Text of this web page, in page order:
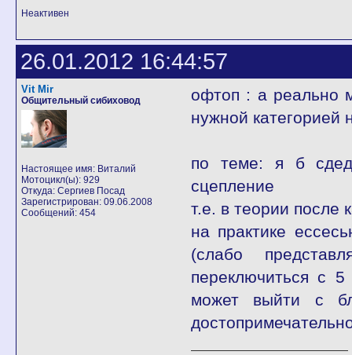
Неактивен
26.01.2012 16:44:57
Vit Mir
Общительный сибиховод
Настоящее имя: Виталий
Мотоцикл(ы): 929
Откуда: Сергиев Посад
Зарегистрирован: 09.06.2008
Сообщений: 454
офтоп : а реально
нужной категорией
по теме: я б
сцепление
т.е. в теории после
на практике
(слабо
переключиться с
может выйти с